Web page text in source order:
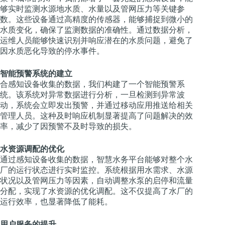
够实时监测水源地水质、水量以及管网压力等关键参
数。这些设备通过高精度的传感器，能够捕捉到微小的
水质变化，确保了监测数据的准确性。通过数据分析，
运维人员能够快速识别并响应潜在的水质问题，避免了
因水质恶化导致的停水事件。
智能预警系统的建立
合感知设备收集的数据，我们构建了一个智能预警系
统。该系统对异常数据进行分析，一旦检测到异常波
动，系统会立即发出预警，并通过移动应用推送给相关
管理人员。这种及时响应机制显著提高了问题解决的效
率，减少了因预警不及时导致的损失。
水资源调配的优化
通过感知设备收集的数据，智慧水务平台能够对整个水
厂的运行状态进行实时监控。系统根据用水需求、水源
状况以及管网压力等因素，自动调整水泵的启停和流量
分配，实现了水资源的优化调配。这不仅提高了水厂的
运行效率，也显著降低了能耗。